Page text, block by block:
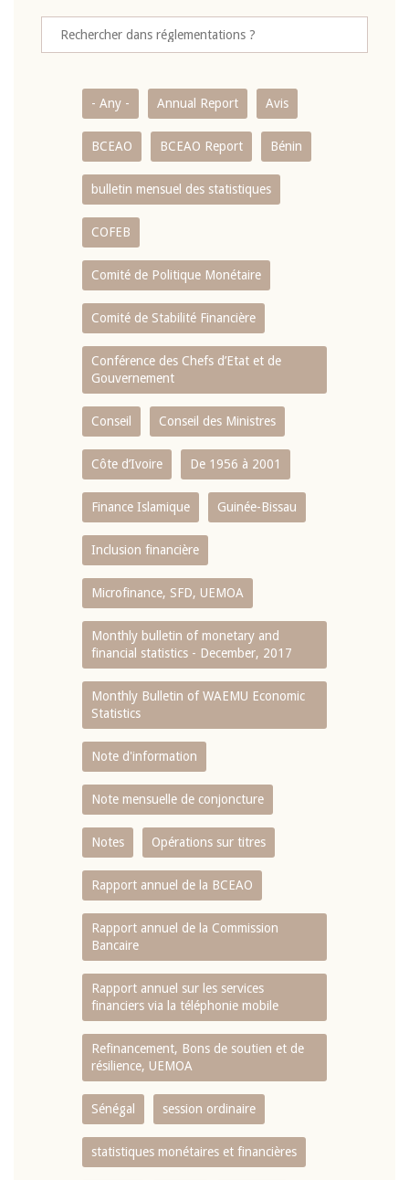
- Any - Annual Report Avis
BCEAO BCEAO Report Bénin
bulletin mensuel des statistiques
COFEB
Comité de Politique Monétaire
Comité de Stabilité Financière
Conférence des Chefs d’Etat et de
Gouvernement
Conseil Conseil des Ministres
Côte d’Ivoire De 1956 à 2001
Finance Islamique Guinée-Bissau
Inclusion financière
Microfinance, SFD, UEMOA
Monthly bulletin of monetary and
financial statistics - December, 2017
Monthly Bulletin of WAEMU Economic
Statistics
Note d'information
Note mensuelle de conjoncture
Notes Opérations sur titres
Rapport annuel de la BCEAO
Rapport annuel de la Commission
Bancaire
Rapport annuel sur les services
financiers via la téléphonie mobile
Refinancement, Bons de soutien et de
résilience, UEMOA
Sénégal session ordinaire
statistiques monétaires et financières